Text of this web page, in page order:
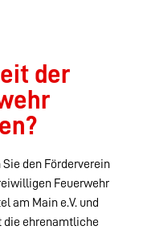
der
Sie den Förderverein
Feuerwehr
am Main e.V. und
die ehrenamtliche